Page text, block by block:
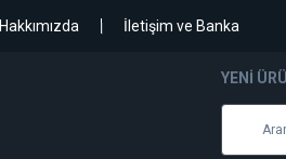
Hakkımızda İletişim ve Banka
YENI